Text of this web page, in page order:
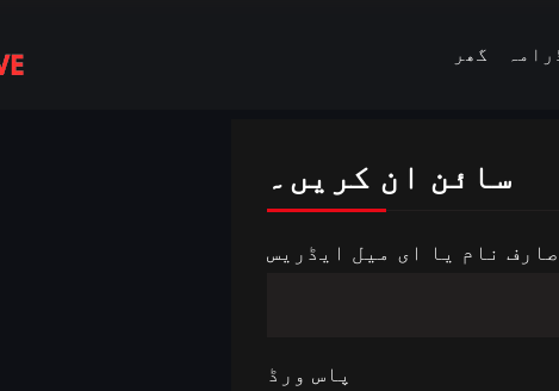
گھر
سائن ان کریں۔
صارف نام یا ای میل ایڈریس
پاس ورڈ